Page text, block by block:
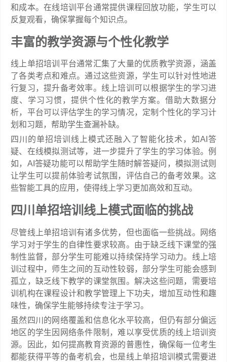
和成本。在线培训平台通常提供课程回放功能，学生可以
反复观看，确保掌握每个知识点。
丰富的教学资源与个性化教学
线上单招培训平台通常汇集了大量的优质教学资源，涵盖
了各类考点和难点。通过这些资源，学生可以针对性地进
行复习，提升备考效率。线上培训可以根据学生的学习进
度、学习习惯，提供个性化的教学方案。借助大数据分
析，平台可以评估学生的学习情况，定制个性化的学习计
划和习题，帮助学生查漏补缺。
四川的单招培训线上模式还融入了智能化技术，如AI答
疑、在线模拟测试等，进一步提升了学生的学习体验。例
如，AI答疑功能可以帮助学生随时解答疑问，模拟测试则
让学生可以提前体验考试氛围，评估自己的备考效果。这
些智能工具的应用，使得线上学习更加高效和互动。
四川单招培训线上模式面临的挑战
尽管线上单招培训有诸多优势，但也面临一些挑战。网络
学习对于学生的自律性要求较高。由于缺乏线下课堂的强
制性监督，部分学生可能难以持续保持学习动力。线上培
训过程中，师生之间的互动性较弱，部分学生可能会感到
孤立，缺乏线下教学的课堂氛围。解决这些问题，需要培
训机构在课程设计和教学管理上下功夫，增加互动性和趣
味性，确保学生能够持续专注于学习。
虽然四川的网络覆盖和信息化水平较高，但仍有部分偏远
地区的学生因网络条件限制，难以享受优质的线上培训资
源。因此，如何提高教育资源的普惠性，确保每一位考生
都能获得平等的备考机会，也是线上单招培训模式需要进